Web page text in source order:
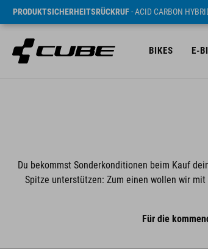
PRODUKTSICHERHEITSRÜCKRUF- ACID CARBON
BIKES E-
Du bekommst Sonderkonditionen beim Kauf
Spitze unterstützen: Zum einen wollen wir
Für die